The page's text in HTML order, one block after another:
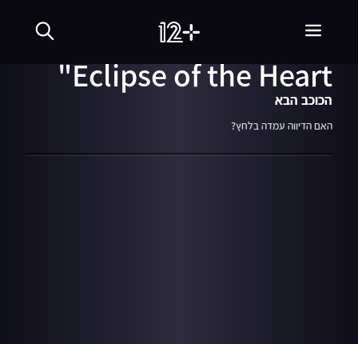
13.02.18
ריקי בן ארי - "Total
Eclipse of the Heart"
הכוכב הבא
האם הדיווה עמדה בלחץ?